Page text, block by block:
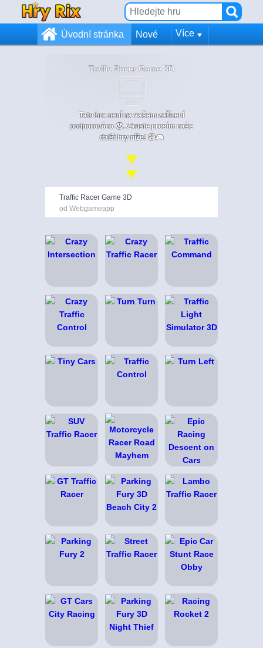
Úvodní stránka Nové Více
Traffic Racer Game 3D
Tato hra není na vašem zařízení
podporována 😞. Zkuste prosím naše
další hry níže! 😄🎮
Traffic Racer Game 3D
od Webgameapp